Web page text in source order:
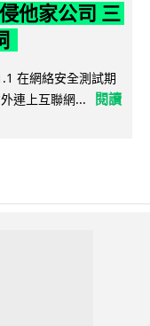
他家公司 三
在網絡安全測試期
連上互聯網...
閱讀